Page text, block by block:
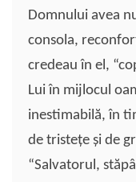
Domnului avea
consola,
credeau în el,
Lui în mijlocul
inestimabilă, în
de tristeţe şi de
“Salvatorul,